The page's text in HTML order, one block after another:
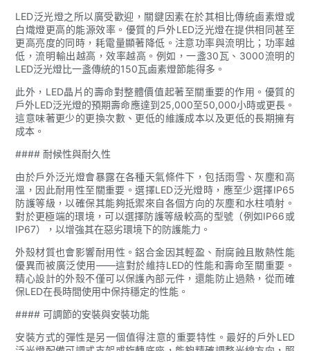
LED泛光燈之所以廣受歡迎，關鍵因素在於其相比傳統鹵素燈或
白熾燈更高的能源效率。優質的戶外LED泛光燈在提供相同甚至
更高亮度的同時，耗電量顯著降低。注意功率與流明比；功率越
低，流明輸出越高，效率越高。例如，一盞30瓦、3000流明的
LED泛光燈比一盞傳統的150瓦鹵素燈節能得多。
此外，LED晶片的壽命對整體價值起著至關重要的作用。優質的
戶外LED泛光燈的預期壽命應達到25,000至50,000小時或更長。
這意味著更少的更換次數、更低的維護成本以及更低的長期擁有
成本。
#### 耐候性與耐久性
由於戶外泛光燈會暴露在各種天氣條件下，包括雨雪、灰塵和高
溫，因此耐用性至關重要。選擇LED泛光燈時，應至少選擇IP65
防護等級，以確保其能夠抵禦來自各個方向的灰塵和水柱噴射。
對於更極端的環境，可以選擇防護等級較高的型號（例如IP66或
IP67），以增強其在惡劣環境下的防護能力。
外殼材質也會影響耐用性。鋁合金因其輕盈、耐腐蝕且散熱性能
優異而被廣泛使用——這對於維持LED的性能和壽命至關重要。
精心設計的外殼不僅可以保護內部元件，還能防止過熱，從而確
保LED在長時間使用中保持穩定的性能。
#### 可調節的安裝與安裝功能
安裝方式的彈性是另一個值得注意的重要特性。最好的戶外LED